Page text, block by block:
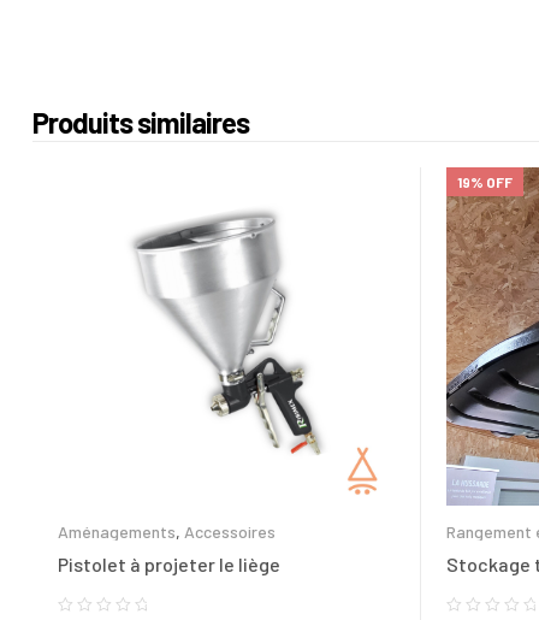
Produits similaires
Aménagements, Accessoires
Pistolet à projeter le liège
19% OFF
Rangement
Stockage